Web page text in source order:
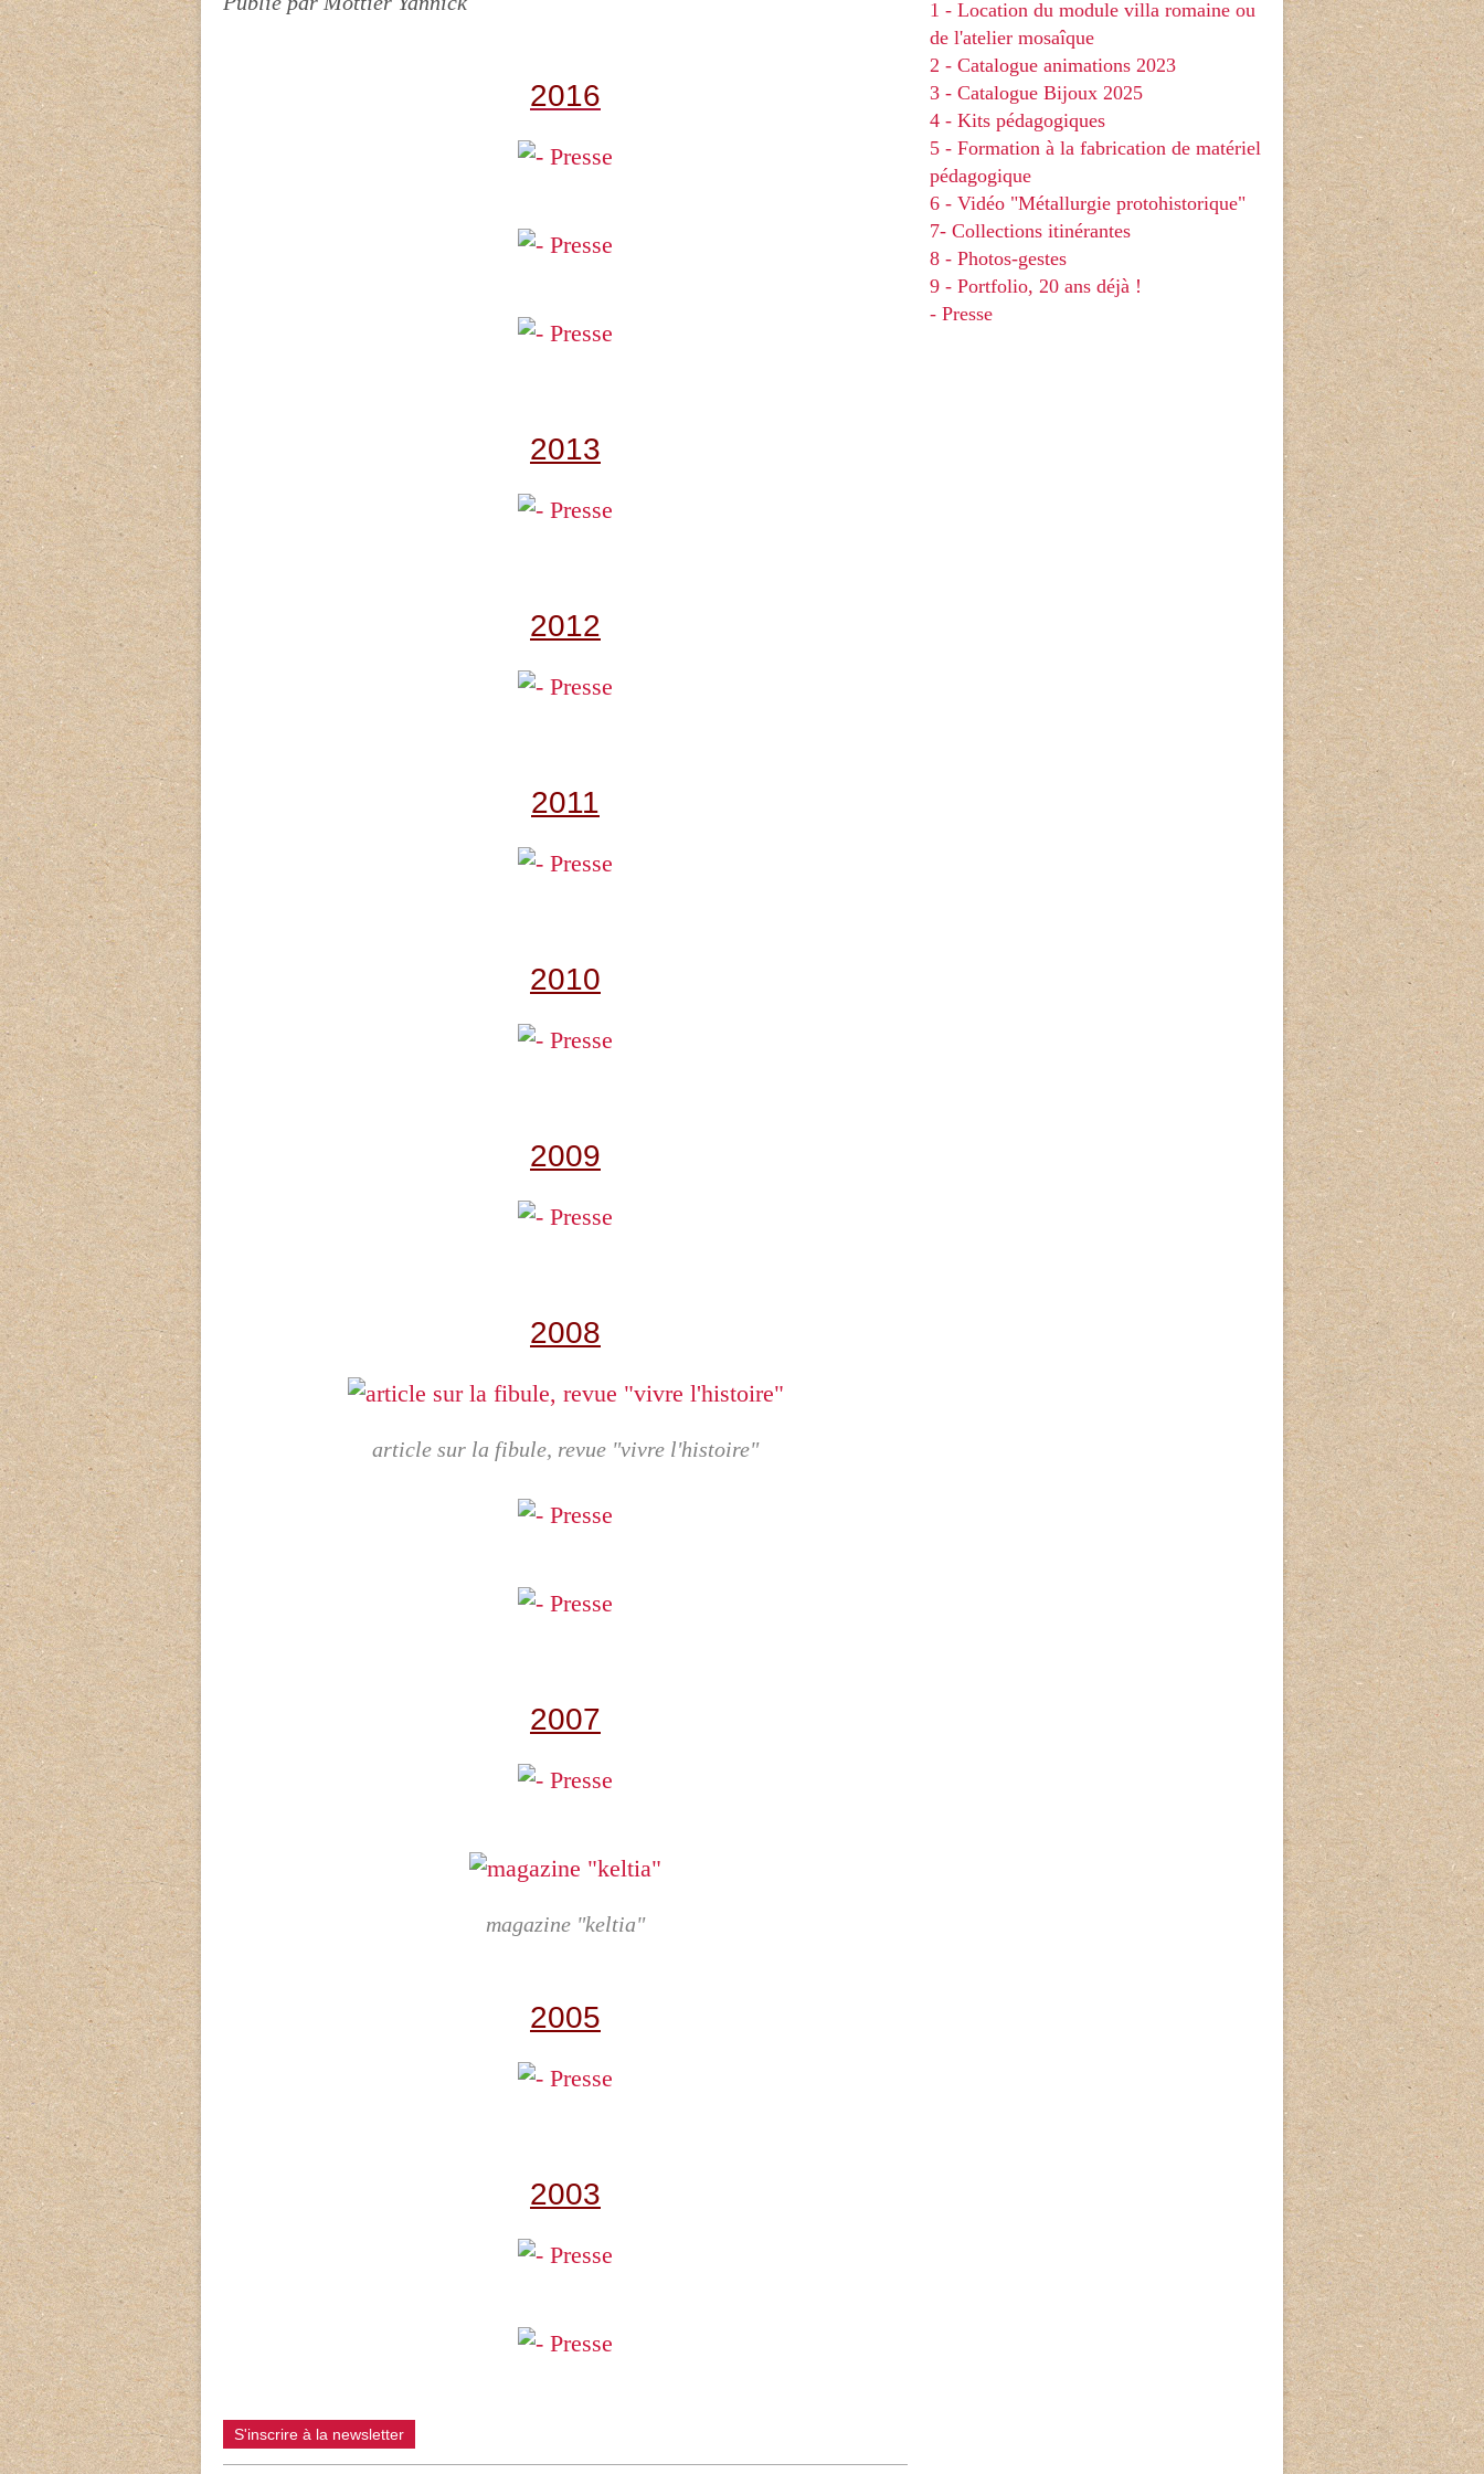
2016
2013
2012
2011
2010
2009
2008
article sur la fibule, revue "vivre l'histoire"
2007
magazine "keltia"
2005
2003
S'inscrire à la newsletter
1 - Location du module villa romaine ou
de l'atelier mosaîque
2 - Catalogue animations 2023
3 - Catalogue Bijoux 2025
4 - Kits pédagogiques
5 - Formation à la fabrication de matériel
pédagogique
6 - Vidéo "Métallurgie protohistorique"
7- Collections itinérantes
8 - Photos-gestes
9 - Portfolio, 20 ans déjà !
- Presse